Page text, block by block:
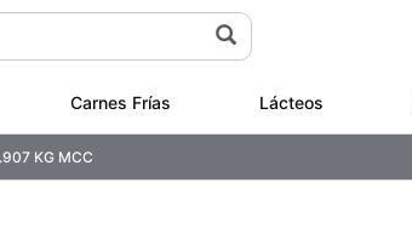
Carnes Frías Lácteos
KG MCC